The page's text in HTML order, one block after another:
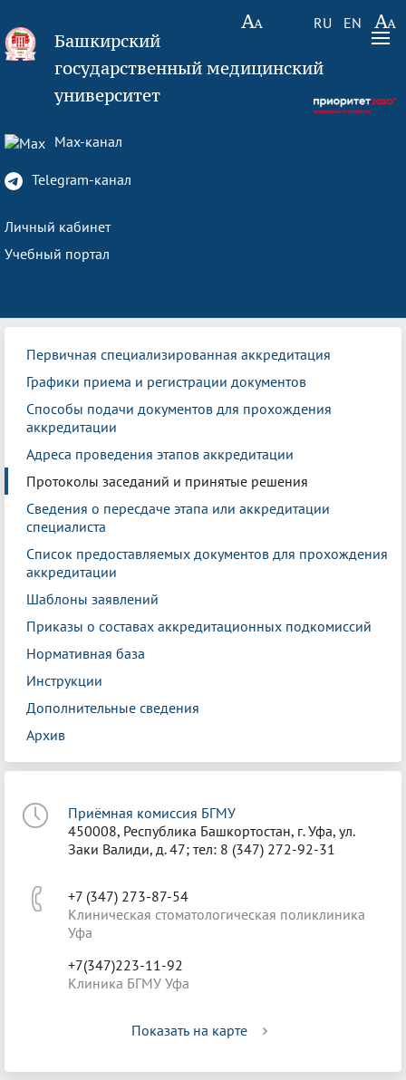
RU EN
Башкирский
государственный медицинский
университет
Max-канал
Telegram-канал
Личный кабинет
Учебный портал
Первичная специализированная аккредитация
Графики приема и регистрации документов
Способы подачи документов для прохождения
аккредитации
Адреса проведения этапов аккредитации
Протоколы заседаний и принятые решения
Сведения о пересдаче этапа или аккредитации
специалиста
Список предоставляемых документов для прохождения
аккредитации
Шаблоны заявлений
Приказы о составах аккредитационных подкомиссий
Нормативная база
Инструкции
Дополнительные сведения
Архив
Приёмная комиссия БГМУ
450008, Республика Башкортостан, г. Уфа, ул.
Заки Валиди, д. 47; тел: 8 (347) 272-92-31
+7 (347) 273-87-54
Клиническая стоматологическая поликлиника
Уфа
+7(347)223-11-92
Клиника БГМУ Уфа
Показать на карте